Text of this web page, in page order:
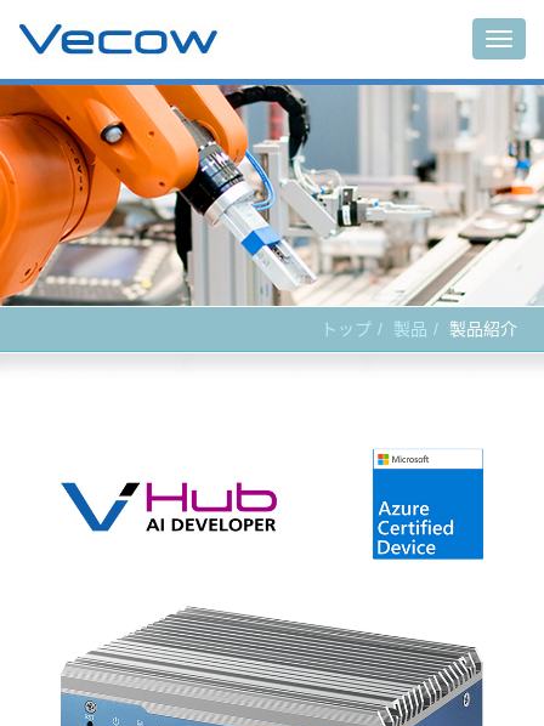
トップ 製品 製品紹介